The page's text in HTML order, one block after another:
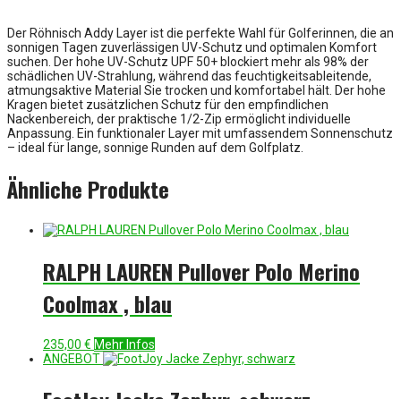
Der Röhnisch Addy Layer ist die perfekte Wahl für Golferinnen, die an
sonnigen Tagen zuverlässigen UV-Schutz und optimalen Komfort
suchen. Der hohe UV-Schutz UPF 50+ blockiert mehr als 98% der
schädlichen UV-Strahlung, während das feuchtigkeitsableitende,
atmungsaktive Material Sie trocken und komfortabel hält. Der hohe
Kragen bietet zusätzlichen Schutz für den empfindlichen
Nackenbereich, der praktische 1/2-Zip ermöglicht individuelle
Anpassung. Ein funktionaler Layer mit umfassendem Sonnenschutz
– ideal für lange, sonnige Runden auf dem Golfplatz.
Ähnliche Produkte
RALPH LAUREN Pullover Polo Merino
Coolmax , blau
235,00 € Mehr Infos
ANGEBOT